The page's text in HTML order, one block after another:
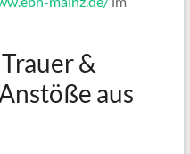
&
aus